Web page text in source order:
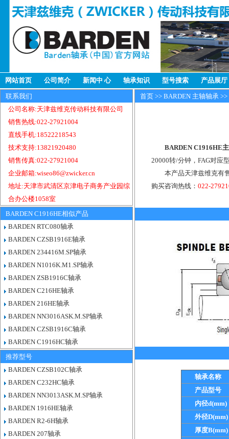
网站首页 公司简介 新闻中 心 轴承知识 型号搜索 产品展厅
联系我们
公司名称:天津兹维克传动科技有限公司
销售热线:022-27921004
直线手机:18522218543
技术支持:13821920480
销售传真:022-27921004
企业邮箱:wiseo86@zwicker.cn
地址:天津市武清区京津电子商务产业园综
合办公楼1058室
BARDEN C1916HE相似产品
BARDEN RTC080轴承
BARDEN CZSB1916E轴承
BARDEN 234416M.SP轴承
BARDEN N1016K.M1.SP轴承
BARDEN ZSB1916C轴承
BARDEN C216HE轴承
BARDEN 216HE轴承
BARDEN NN3016ASK.M.SP轴承
BARDEN CZSB1916C轴承
BARDEN C1916HC轴承
推荐型号
BARDEN CZSB102C轴承
BARDEN C232HC轴承
BARDEN NN3013ASK.M.SP轴承
BARDEN 1916HE轴承
BARDEN R2-6H轴承
BARDEN 207轴承
首页 >> BARDEN 主轴轴承
BARDEN C1916HE
20000转/分钟，FAG对应
本产品天津兹维克有
购买咨询热线：022-
轴承名称
产品型号
内径d(mm)
外径D(mm)
厚度B(mm)